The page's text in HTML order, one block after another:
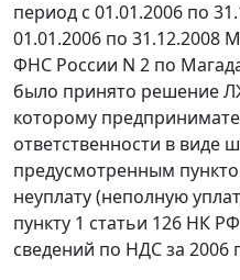
период с 01.01.2006 по
01.01.2006 по 31.12.2008
ФНС России N 2 по
было принято решение
которому
ответственности в виде
предусмотренным
неуплату (неполную
пункту 1 статьи 126 НК РФ
сведений по НДС за 2006